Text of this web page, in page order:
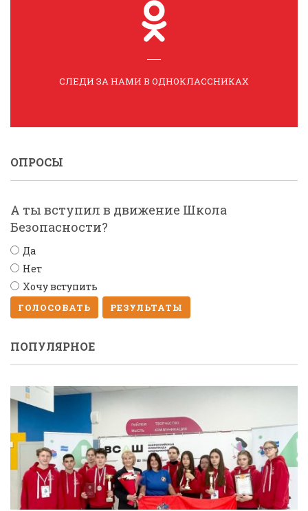
СЛЕДИ ЗА НАМИ В ОДНОКЛАССНИКАХ
ОПРОСЫ
А ты вступил в движение Школа
Безопасности?
Да
Нет
Хочу вступить
ГОЛОСОВАТЬ РЕЗУЛЬТАТЫ
ПОПУЛЯРНОЕ